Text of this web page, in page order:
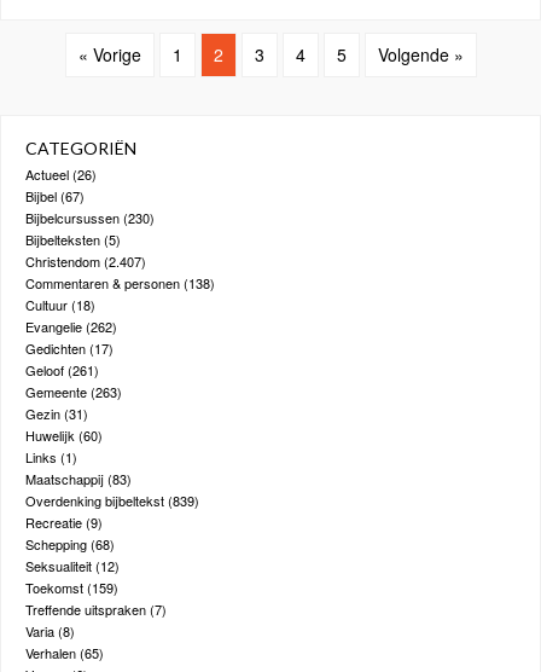
« Vorige 1 2 3 4 5 Volgende »
CATEGORIËN
Actueel(26)
Bijbel(67)
Bijbelcursussen(230)
Bijbelteksten(5)
Christendom(2.407)
Commentaren & personen(138)
Cultuur(18)
Evangelie(262)
Gedichten(17)
Geloof(261)
Gemeente(263)
Gezin(31)
Huwelijk(60)
Links (1)
Maatschappij(83)
Overdenking bijbeltekst(839)
Recreatie(9)
Schepping(68)
Seksualiteit(12)
Toekomst(159)
Treffende uitspraken(7)
Varia(8)
Verhalen(65)